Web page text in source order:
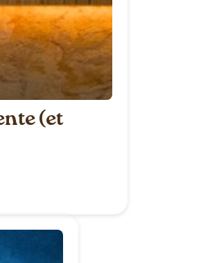
(et